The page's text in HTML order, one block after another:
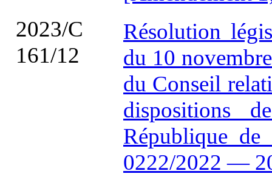
2023/C
161/12
Résolution
du 10
du Conseil
dispositions
République
0222/2022 —